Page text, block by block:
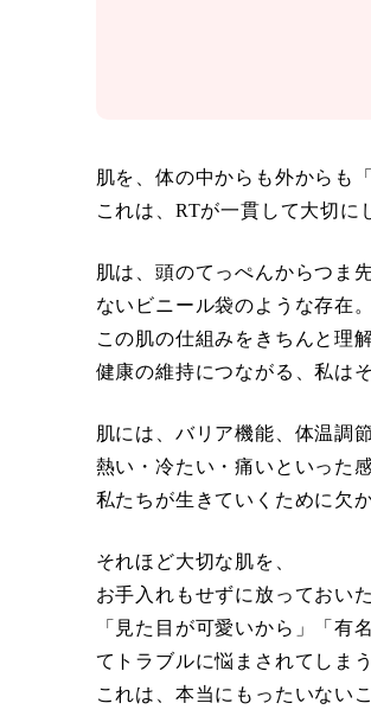
肌を、体の中からも外からも
これは、RTが一貫して大切に
肌は、頭のてっぺんからつま
ないビニール袋のような存在
この肌の仕組みをきちんと理
健康の維持につながる、私は
肌には、バリア機能、体温調
熱い・冷たい・痛いといった
私たちが生きていくために欠
それほど大切な肌を、
お手入れもせずに放っておいた
「見た目が可愛いから」「有
てトラブルに悩まされてしま
これは、本当にもったいない